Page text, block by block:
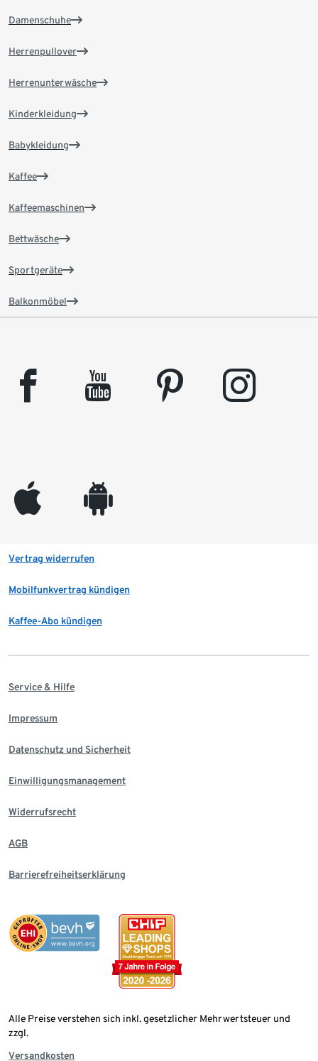
Damenschuhe
Herrenpullover
Herrenunterwäsche
Kinderkleidung
Babykleidung
Kaffee
Kaffeemaschinen
Bettwäsche
Sportgeräte
Balkonmöbel
facebook youtube pinterest instagram
appleinc android
Vertrag widerrufen
Mobilfunkvertrag kündigen
Kaffee-Abo kündigen
Service & Hilfe
Impressum
Datenschutz und Sicherheit
Einwilligungsmanagement
Widerrufsrecht
AGB
Barrierefreiheitserklärung
Alle Preise verstehen sich inkl. gesetzlicher Mehrwertsteuer und
zzgl.
Versandkosten